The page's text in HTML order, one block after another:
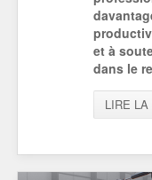
et à
dans le
LIRE